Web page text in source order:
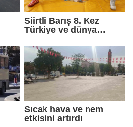
Siirtli Barış 8. Kez
Türkiye ve dünya
Sıcak hava ve nem
etkisini artırdı